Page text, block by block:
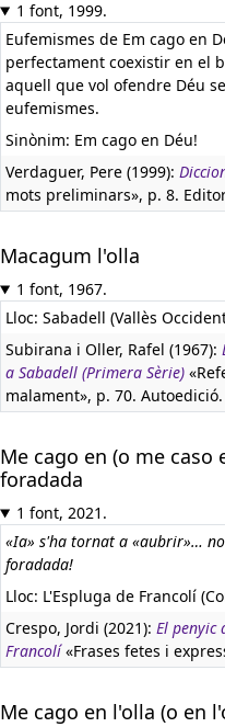
1 font, 1999.
Eufemismes de Em cago en
perfectament coexistir en el
aquell que vol ofendre Déu
eufemismes.
Sinònim: Em cago en Déu!
Verdaguer, Pere (1999):
mots preliminars», p. 8.
Macagum l'olla
1 font, 1967.
Lloc: Sabadell (Vallès
Subirana i Oller, Rafel (1967):
a Sabadell (Primera Sèrie)
malament», p. 70. Autoedició.
Me cago en (o me caso
foradada
1 font, 2021.
«Ia» s'ha tornat a «aubrir»…
foradada!
Lloc: L'Espluga de Francolí
Crespo, Jordi (2021): El penyic
Francolí«Frases fetes i
Me cago en l'olla (o en